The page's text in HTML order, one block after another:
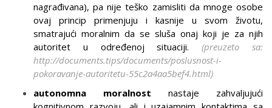
nagrađivana), pa nije teško zamisliti da mnoge osobe
ovaj princip primenjuju i kasnije u svom životu,
smatrajući moralnim da se sluša onaj koji je za njih
autoritet u određenoj situaciji. (preuzeto sa:
http://documents.tips/documents/poslusnost-i-
pokoravanje-autoritetu-55c2a4aa5bef4.html)
autonomna moralnost nastaje zahvaljujući